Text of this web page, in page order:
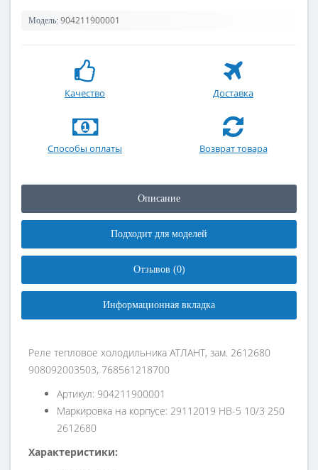
Модель: 904211900001
Качество Доставка
Способы оплаты Возврат товара
Описание
Подходит для моделей
Отзывов (0)
Информационная вкладка
Реле тепловое холодильника АТЛАНТ, зам. 2612680
908092003503, 768561218700
Артикул: 904211900001
Маркировка на корпусе: 29112019 HB-5 10/3 250
2612680
Характеристики: